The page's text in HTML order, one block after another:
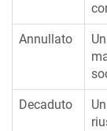
Annullato
Decaduto